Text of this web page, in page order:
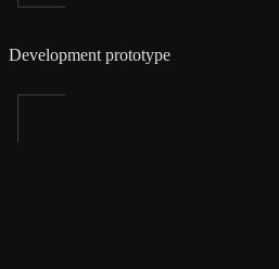
Development prototype